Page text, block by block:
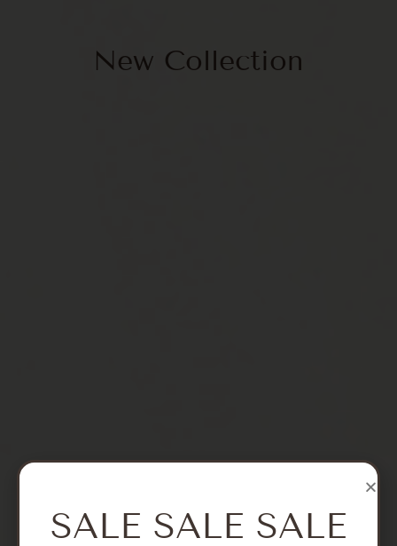
New Collection
SALE SALE SALE